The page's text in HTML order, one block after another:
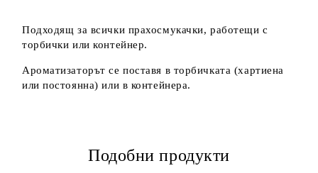
Подходящ за всички прахосмукачки, работещи с
торбички или контейнер.
Ароматизаторът се поставя в торбичката (хартиена
или постоянна) или в контейнера.
Подобни продукти